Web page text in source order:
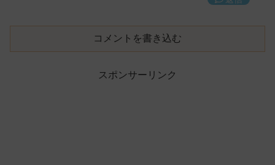
コメントを書き込む
スポンサーリンク